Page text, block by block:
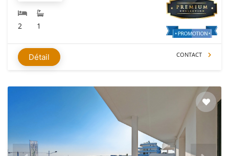
2 1
Détail CONTACT